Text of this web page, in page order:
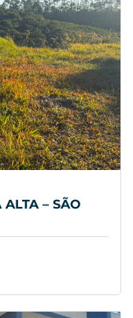
ALTA – SÃO